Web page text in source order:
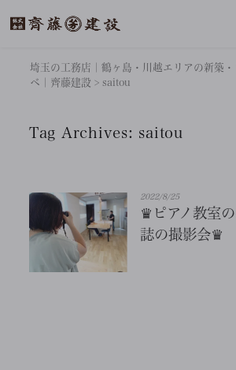
埼玉の工務店｜鶴ヶ島・川越エリアの新築・
ベ｜齊藤建設 >saitou
Tag Archives: saitou
2022/8/25
♛ピアノ教室
誌の撮影会♛